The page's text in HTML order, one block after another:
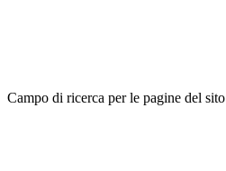
Campo di ricerca per le pagine del sito